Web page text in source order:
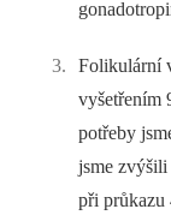
Folikulární
vyšetřením
potřeby
jsme
při